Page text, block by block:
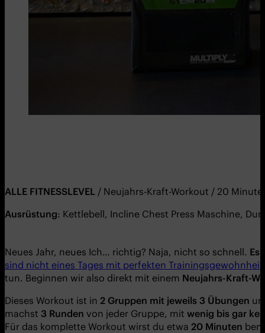
ALLE FITNESSLEVEL / Neujahrs-Kraft-Workout / 20
Ausrüstung: Kettlebell, Incline Chest Press Maschine,
Neues Jahr, neues Ich… richtig? Naja, nicht so schnell. Es
sind nicht eines Tages mit perfekten
tun. Beginnen wir also direkt mit einem Neujahrs-Kraft-
Dieses Workout ist in 2 Gruppen mit jeweils 3 Übungen
machst 3 Runden von jeder Gruppe, mit wenig bis gar
Für das komplette Workout wirst du etwa 20 Minuten